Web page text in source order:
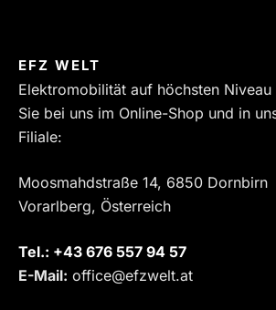
EFZ WELT
Elektromobilität auf höchsten
Sie bei uns im Online-Shop und in
Filiale:
Moosmahdstraße 14, 6850 Dornbirn
Vorarlberg, Österreich
Tel.: ‎+43 676 557 94 57
E-Mail: office@efzwelt.at